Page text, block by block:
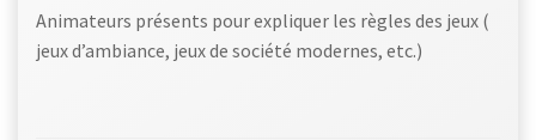
Animateurs présents pour expliquer les règles des jeux (
jeux d’ambiance, jeux de société modernes, etc.)